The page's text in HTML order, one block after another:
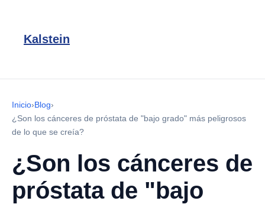
Kalstein
Inicio›Blog›
¿Son los cánceres de próstata de "bajo grado" más peligrosos
de lo que se creía?
¿Son los cánceres de
próstata de "bajo